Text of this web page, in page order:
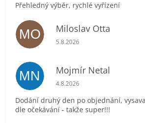
Přehledný výběr, rychlé vyřízení
MO Miloslav Otta
Hodnocení obchodu je 5 z
5.8.2026
MN Mojmír Netal
Hodnocení obchodu je 5 z
4.8.2026
Dodání druhý den po objednání,
dle očekávání - takže super!!!